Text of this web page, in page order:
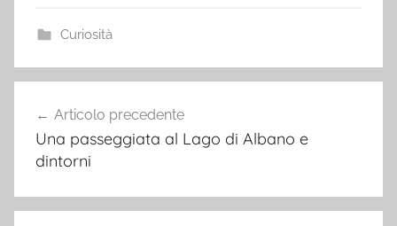
Curiosità
articoli
Articolo precedente
Una passeggiata al Lago di Albano e
dintorni